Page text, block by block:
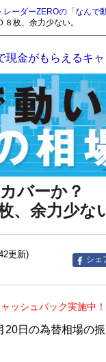
レーダーZEROの「なんで
枚、余力少ない。
現金がもらえるキ
バーか？
、余力少な
更新)
シェ
ッシュバック実施中！
日の為替相場の